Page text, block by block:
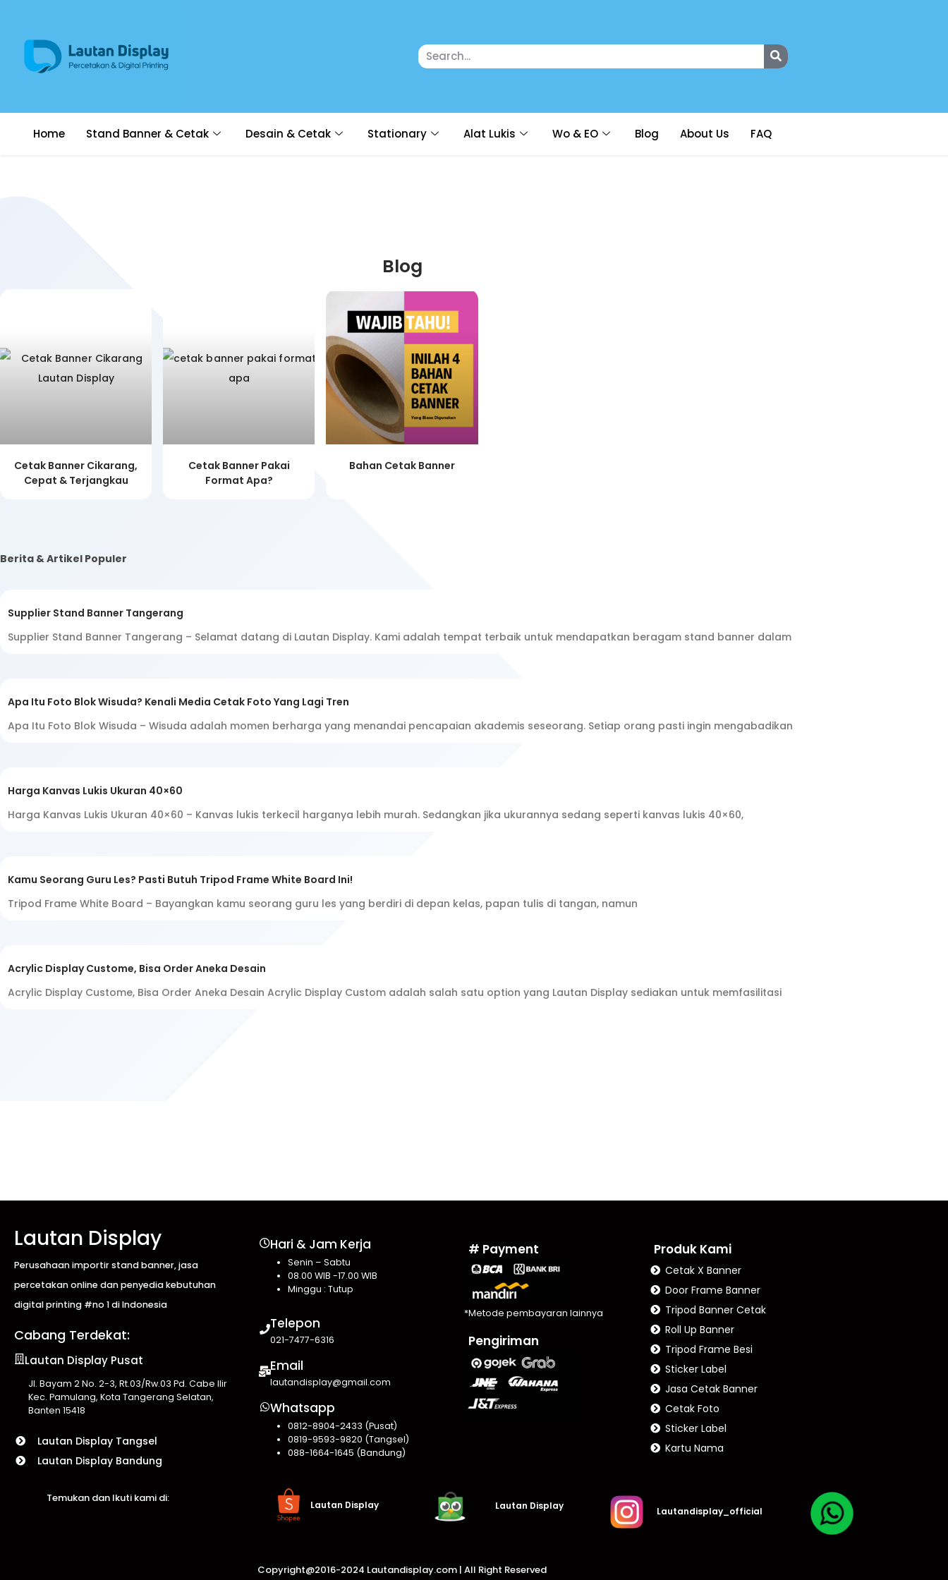
Home Stand Banner & Cetak Desain & Cetak Stationary Alat Lukis Wo & EO Blog About Us FAQ
Blog
Cetak Banner Cikarang,
Cepat & Terjangkau
Cetak Banner Pakai
Format Apa?
Bahan Cetak Banner
Berita & Artikel Populer
Supplier Stand Banner Tangerang
Supplier Stand Banner Tangerang – Selamat datang di Lautan Display. Kami adalah tempat terbaik untuk mendapatkan beragam stand banner dalam
Apa Itu Foto Blok Wisuda? Kenali Media Cetak Foto Yang Lagi Tren
Apa Itu Foto Blok Wisuda – Wisuda adalah momen berharga yang menandai pencapaian akademis seseorang. Setiap orang pasti ingin mengabadikan
Harga Kanvas Lukis Ukuran 40×60
Harga Kanvas Lukis Ukuran 40×60 – Kanvas lukis terkecil harganya lebih murah. Sedangkan jika ukurannya sedang seperti kanvas lukis 40×60,
Kamu Seorang Guru Les? Pasti Butuh Tripod Frame White Board Ini!
Tripod Frame White Board – Bayangkan kamu seorang guru les yang berdiri di depan kelas, papan tulis di tangan, namun
Acrylic Display Custome, Bisa Order Aneka Desain
Acrylic Display Custome, Bisa Order Aneka Desain Acrylic Display Custom adalah salah satu option yang Lautan Display sediakan untuk memfasilitasi
Lautan Display
Perusahaan importir stand banner, jasa
percetakan online dan penyedia kebutuhan
digital printing #no 1 di Indonesia
Cabang Terdekat:
Lautan Display Pusat
Jl. Bayam 2 No. 2-3, Rt.03/Rw.03 Pd. Cabe Ilir
Kec. Pamulang, Kota Tangerang Selatan,
Banten 15418
Lautan Display Tangsel
Lautan Display Bandung
Hari & Jam Kerja
Senin – Sabtu
08.00 WIB -17.00 WIB
Minggu : Tutup
Telepon
021-7477-6316
Email
lautandisplay@gmail.com
Whatsapp
0812-8904-2433 (Pusat)
0819-9593-9820 (Tangsel)
088-1664-1645 (Bandung)
# Payment
*Metode pembayaran lainnya
Pengiriman
Produk Kami
Cetak X Banner
Door Frame Banner
Tripod Banner Cetak
Roll Up Banner
Tripod Frame Besi
Sticker Label
Jasa Cetak Banner
Cetak Foto
Sticker Label
Kartu Nama
Temukan dan Ikuti kami di:
Lautan Display Lautan Display
Lautandisplay_official
Copyright@2016-2024 Lautandisplay.com | All Right Reserved